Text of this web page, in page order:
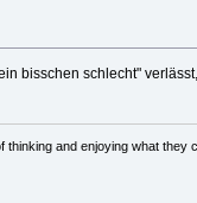
bisschen schlecht"
and enjoying what